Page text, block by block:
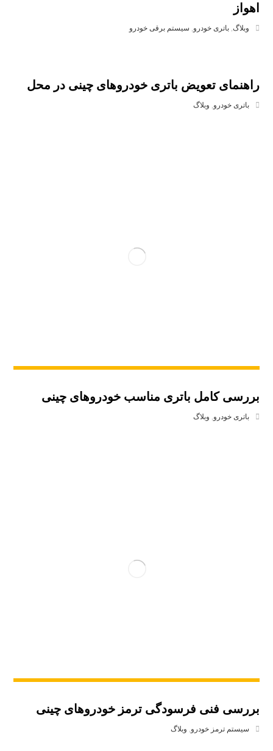
اهواز
وبلاگ,باتری خودرو, سیستم برقی خودرو
راهنمای تعویض باتری خودروهای چینی در محل
باتری خودرو, وبلاگ
بررسی کامل باتری مناسب خودروهای چینی
باتری خودرو, وبلاگ
بررسی فنی فرسودگی ترمز خودروهای چینی
سیستم ترمز خودرو وبلاگ